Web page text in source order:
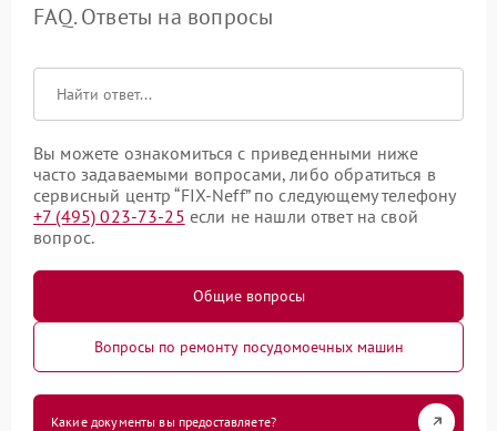
FAQ. Ответы на вопросы
Вы можете ознакомиться с приведенными ниже
часто задаваемыми вопросами, либо обратиться в
сервисный центр “FIX-Neff” по следующему телефону
+7 (495) 023-73-25 если не нашли ответ на свой
вопрос.
Общие вопросы
Вопросы по ремонту посудомоечных машин
Какие документы вы предоставляете?